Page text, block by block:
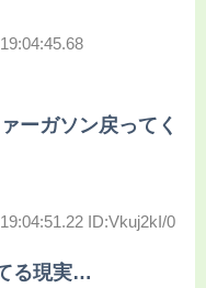
ーガソン戻ってく
ID:Vkuj2kI/0
る現実…